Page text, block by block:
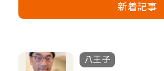
新着記事
八王子